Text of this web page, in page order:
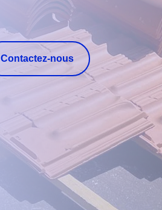
Contactez-nous